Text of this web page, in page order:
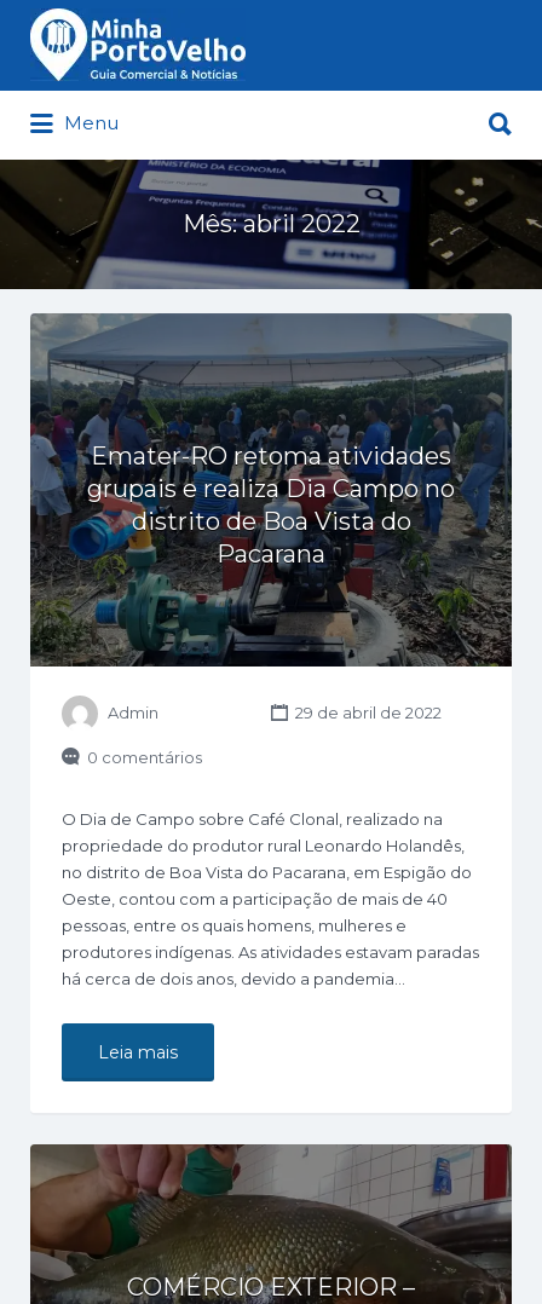
Minha Porto Velho – Seu Guia
Comercial e Notícias de Porto Velho
Buscar
por:
Menu
por:
Mês:abril 2022
Emater-RO retoma atividades
grupais e realiza Dia Campo no
distrito de Boa Vista do
Pacarana
Admin 29 de abril de 2022
0 comentários
O Dia de Campo sobre Café Clonal, realizado na
propriedade do produtor rural Leonardo Holandês,
no distrito de Boa Vista do Pacarana, em Espigão do
Oeste, contou com a participação de mais de 40
pessoas, entre os quais homens, mulheres e
produtores indígenas. As atividades estavam paradas
há cerca de dois anos, devido a pandemia…
Leia mais
COMÉRCIO EXTERIOR –